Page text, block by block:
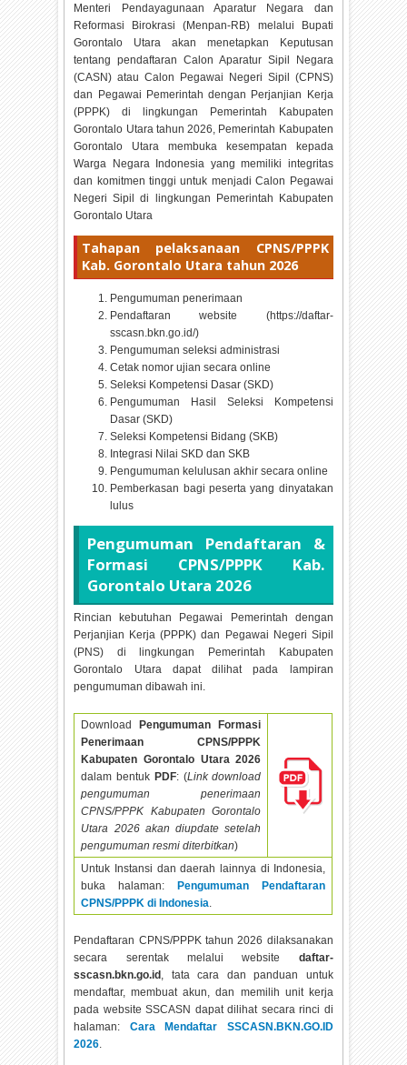
Menteri Pendayagunaan Aparatur Negara dan
Reformasi Birokrasi (Menpan-RB) melalui Bupati
Gorontalo Utara akan menetapkan Keputusan
tentang pendaftaran Calon Aparatur Sipil Negara
(CASN) atau Calon Pegawai Negeri Sipil (CPNS)
dan Pegawai Pemerintah dengan Perjanjian Kerja
(PPPK) di lingkungan Pemerintah Kabupaten
Gorontalo Utara tahun2026, Pemerintah Kabupaten
Gorontalo Utara membuka kesempatan kepada
Warga Negara Indonesia yang memiliki integritas
dan komitmen tinggi untuk menjadi Calon Pegawai
Negeri Sipil di lingkungan Pemerintah Kabupaten
Gorontalo Utara
Tahapan pelaksanaan CPNS/PPPK
Kab. Gorontalo Utara tahun 2026
Pengumuman penerimaan
Pendaftaran website (https://daftar-
sscasn.bkn.go.id/)
Pengumuman seleksi administrasi
Cetak nomor ujian secara online
Seleksi Kompetensi Dasar (SKD)
Pengumuman Hasil Seleksi Kompetensi
Dasar (SKD)
Seleksi Kompetensi Bidang (SKB)
Integrasi Nilai SKD dan SKB
Pengumuman kelulusan akhir secara online
Pemberkasan bagi peserta yang dinyatakan
lulus
Pengumuman Pendaftaran &
Formasi CPNS/PPPK Kab.
Gorontalo Utara 2026
Rincian kebutuhan Pegawai Pemerintah dengan
Perjanjian Kerja (PPPK) dan Pegawai Negeri Sipil
(PNS) di lingkungan Pemerintah Kabupaten
Gorontalo Utara dapat dilihat pada lampiran
pengumuman dibawah ini.
Download
Pengumuman Formasi
Penerimaan CPNS/PPPK
Kabupaten Gorontalo Utara2026
dalam bentuk PDF: (Link download
pengumuman penerimaan
CPNS/PPPK Kabupaten Gorontalo
Utara 2026 akan diupdate setelah
pengumuman resmi diterbitkan)
Untuk Instansi dan daerah lainnya di Indonesia,
buka halaman:
Pengumuman Pendaftaran
CPNS/PPPK di Indonesia.
Pendaftaran CPNS/PPPK tahun2026 dilaksanakan
secara serentak melalui website daftar-
sscasn.bkn.go.id , tata cara dan panduan untuk
mendaftar, membuat akun, dan memilih unit kerja
pada website SSCASN dapat dilihat secara rinci di
halaman: Cara Mendaftar SSCASN.BKN.GO.ID
2026.